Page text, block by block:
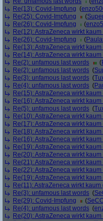
Re(13): Covid-Impfung (
Re(25): Covid-Impfung
(
Re(26): Covid-Impfung
(
Re(12): AstraZeneca wirkt
Re(26): Covid-Impfung
(
Re(13): AstraZeneca wirkt
Re(14): AstraZeneca wirkt
Re(2): unfamous last words
(
Re(2): unfamous last words (
Re(3): unfamous last words (
Re(4): unfamous last words (
Re(15): AstraZeneca wirkt
Re(16): AstraZeneca wirkt
Re(5): unfamous last words (
Re(10): AstraZeneca wirkt
Re(17): AstraZeneca wirkt
Re(18): AstraZeneca wirkt
Re(16): AstraZeneca wirkt
Re(19): AstraZeneca wirkt
Re(20): AstraZeneca wirkt
Re(21): AstraZeneca wirkt
Re(22): AstraZeneca wirkt
Re(19): AstraZeneca wirkt
Re(11): AstraZeneca wirkt
Re(3): unfamous last words (
Re(29): Covid-Impfung
(
Re(4): unfamous last words (
Re(20): AstraZeneca wirkt